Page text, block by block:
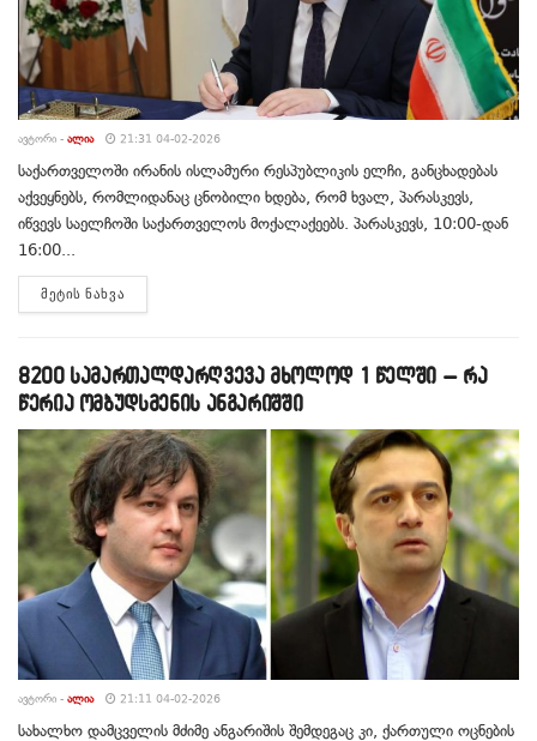
ᲐᲕᲢᲝᲠᲘ - ᲐᲚᲘᲐ 21:31 04-02-2026
საქართველოში ირანის ისლამური რესპუბლიკის ელჩი, განცხადებას
აქვეყნებს, რომლიდანაც ცნობილი ხდება, რომ ხვალ, პარასკევს,
იწვევს საელჩოში საქართველოს მოქალაქეებს. პარასკევს, 10:00-დან
16:00...
ᲛᲔᲢᲘᲡ ᲜᲐᲮᲕᲐ
8200 სამართალდარღვევა მხოლოდ 1 წელში – რა
წერია ომბუდსმენის ანგარიშში
ᲐᲕᲢᲝᲠᲘ - ᲐᲚᲘᲐ 21:11 04-02-2026
სახალხო დამცველის მძიმე ანგარიშის შემდეგაც კი, ქართული ოცნების